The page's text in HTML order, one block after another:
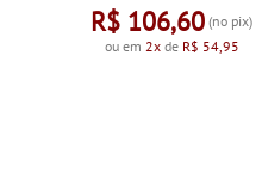
R$ 106,60 (no pix)
ou em 2xde R$ 54,95